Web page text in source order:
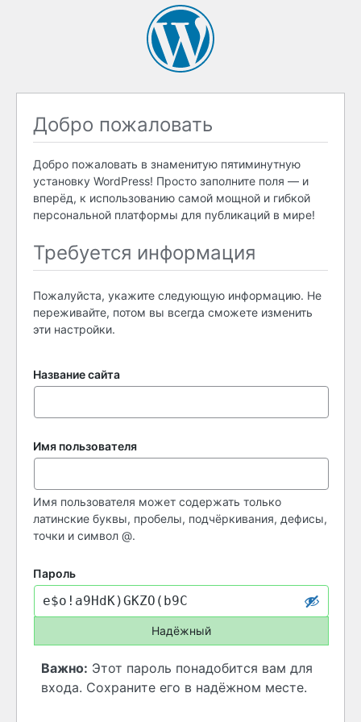
Добро пожаловать
Добро пожаловать в знаменитую пятиминутную
установку WordPress! Просто заполните поля — и
вперёд, к использованию самой мощной и гибкой
персональной платформы для публикаций в мире!
Требуется информация
Пожалуйста, укажите следующую информацию. Не
переживайте, потом вы всегда сможете изменить
эти настройки.
Название сайта
Имя пользователя
Имя пользователя может содержать только
латинские буквы, пробелы, подчёркивания, дефисы,
точки и символ @.
Пароль
Надёжный
Важно: Этот пароль понадобится вам для
входа. Сохраните его в надёжном месте.